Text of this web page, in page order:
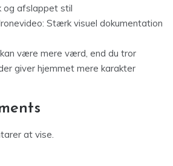
og afslappet stil
Stærk visuel dokumentation
være mere værd, end du tror
giver hjemmet mere karakter
at vise.